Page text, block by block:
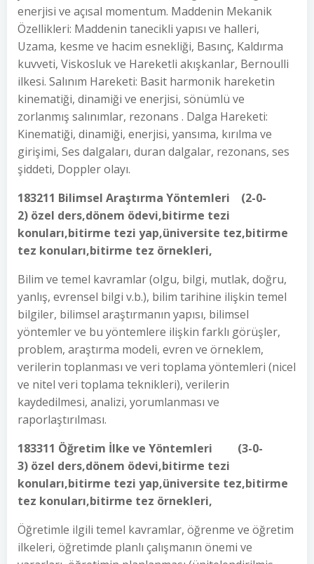
enerjisi ve açısal momentum. Maddenin Mekanik
Özellikleri: Maddenin tanecikli yapısı ve halleri,
Uzama, kesme ve hacim esnekliği, Basınç, Kaldırma
kuvveti, Viskosluk ve Hareketli akışkanlar, Bernoulli
ilkesi. Salınım Hareketi: Basit harmonik hareketin
kinematiği, dinamiği ve enerjisi, sönümlü ve
zorlanmış salınımlar, rezonans . Dalga Hareketi:
Kinematiği, dinamiği, enerjisi, yansıma, kırılma ve
girişimi, Ses dalgaları, duran dalgalar, rezonans, ses
şiddeti, Doppler olayı.
183211 Bilimsel Araştırma Yöntemleri (2-0-
2) özel ders,dönem ödevi,bitirme tezi
konuları,bitirme tezi yap,üniversite tez,bitirme
tez konuları,bitirme tez örnekleri,
Bilim ve temel kavramlar (olgu, bilgi, mutlak, doğru,
yanlış, evrensel bilgi v.b.), bilim tarihine ilişkin temel
bilgiler, bilimsel araştırmanın yapısı, bilimsel
yöntemler ve bu yöntemlere ilişkin farklı görüşler,
problem, araştırma modeli, evren ve örneklem,
verilerin toplanması ve veri toplama yöntemleri (nicel
ve nitel veri toplama teknikleri), verilerin
kaydedilmesi, analizi, yorumlanması ve
raporlaştırılması.
183311 Öğretim İlke ve Yöntemleri (3-0-
3) özel ders,dönem ödevi,bitirme tezi
konuları,bitirme tezi yap,üniversite tez,bitirme
tez konuları,bitirme tez örnekleri,
Öğretimle ilgili temel kavramlar, öğrenme ve öğretim
ilkeleri, öğretimde planlı çalışmanın önemi ve